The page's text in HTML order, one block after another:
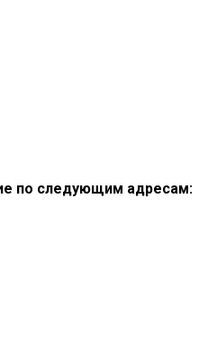
по следующим адресам: